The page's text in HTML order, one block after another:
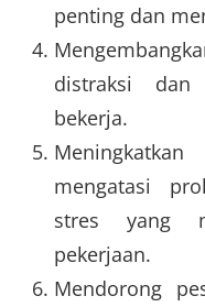
penting dan
distraksi
bekerja.
mengatasi
stres yang
pekerjaan.
Mendorong